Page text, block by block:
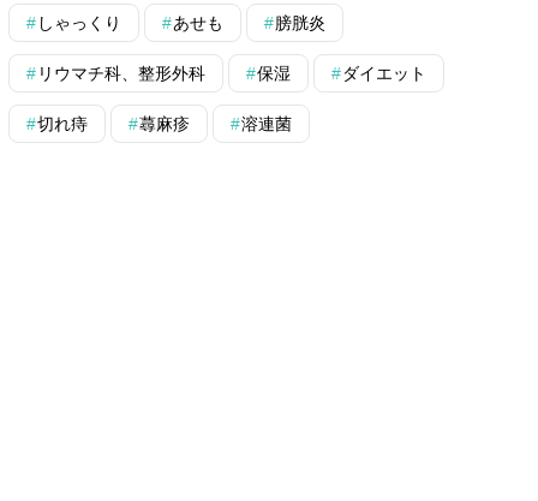
しゃっくり あせも 膀胱炎
リウマチ科、整形外科 保湿 ダイエット
切れ痔 蕁麻疹 溶連菌